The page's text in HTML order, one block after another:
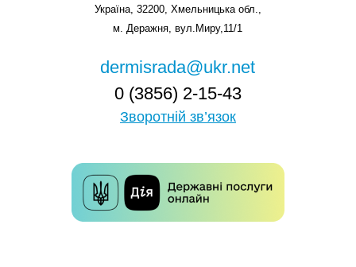
Україна, 32200, Хмельницька обл.,
м. Деражня, вул.Миру,11/1
dermisrada@ukr.net
0 (3856) 2-15-43
Зворотній зв’язок